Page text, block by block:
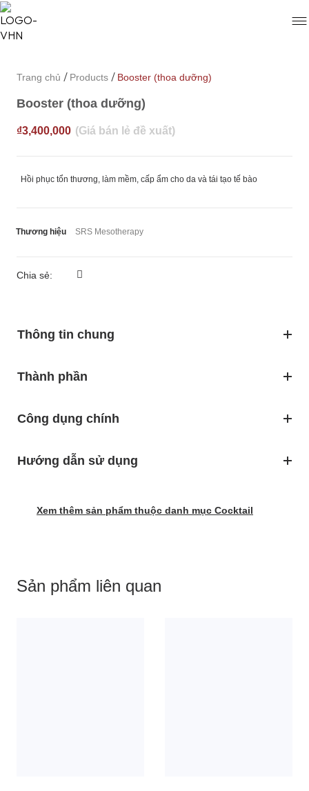
Trang chủ / Products / Booster (thoa dưỡng)
Booster (thoa dưỡng)
₫3,400,000
Hồi phục tổn thương, làm mềm, cấp ẩm cho da và tái tạo tế bào
Thương hiệu SRS Mesotherapy
Chia sẻ:
Thông tin chung
Thành phần
Công dụng chính
Hướng dẫn sử dụng
Xem thêm sản phẩm thuộc danh mục Cocktail
Sản phẩm liên quan